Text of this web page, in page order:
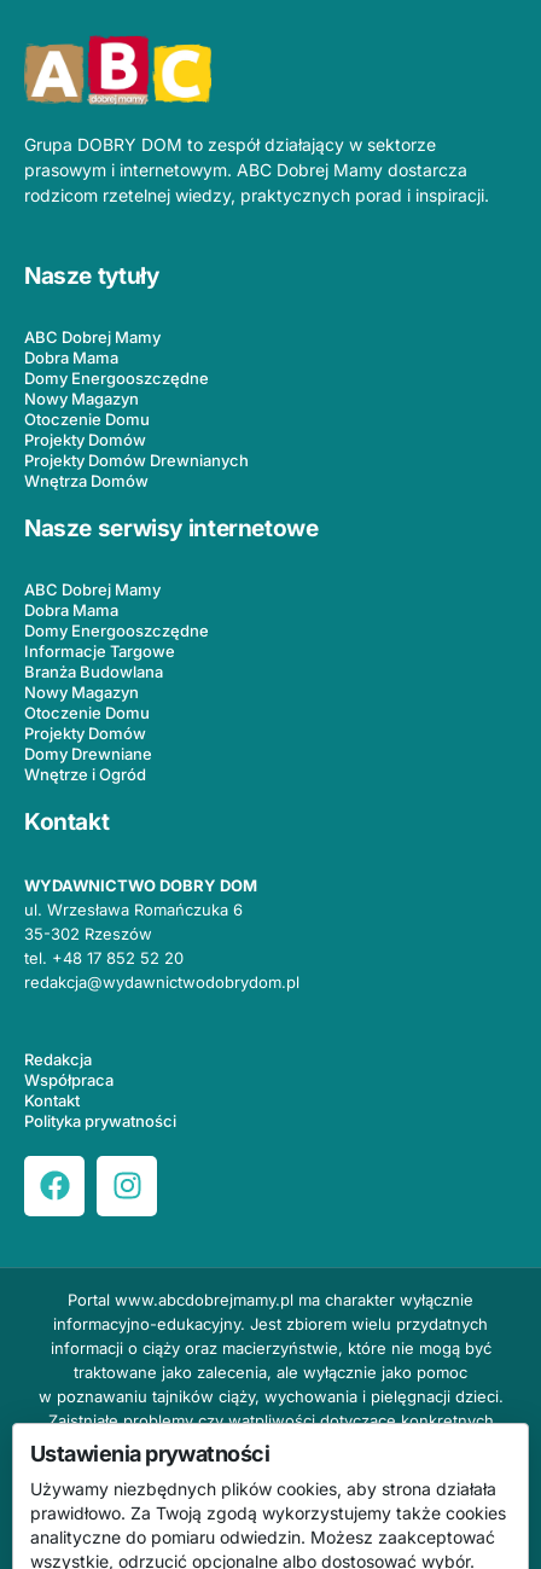
Grupa DOBRY DOM to zespół działający w sektorze
prasowym i internetowym. ABC Dobrej Mamy dostarcza
rodzicom rzetelnej wiedzy, praktycznych porad i inspiracji.
Nasze tytuły
ABC Dobrej Mamy
Dobra Mama
Domy Energooszczędne
Nowy Magazyn
Otoczenie Domu
Projekty Domów
Projekty Domów Drewnianych
Wnętrza Domów
Nasze serwisy internetowe
ABC Dobrej Mamy
Dobra Mama
Domy Energooszczędne
Informacje Targowe
Branża Budowlana
Nowy Magazyn
Otoczenie Domu
Projekty Domów
Domy Drewniane
Wnętrze i Ogród
Kontakt
WYDAWNICTWO DOBRY DOM
ul. Wrzesława Romańczuka 6
35-302 Rzeszów
tel. +48 17 852 52 20
redakcja@wydawnictwodobrydom.pl
Redakcja
Współpraca
Kontakt
Polityka prywatności
Portal www.abcdobrejmamy.pl ma charakter wyłącznie
informacyjno-edukacyjny. Jest zbiorem wielu przydatnych
informacji o ciąży oraz macierzyństwie, które nie mogą być
traktowane jako zalecenia, ale wyłącznie jako pomoc
w poznawaniu tajników ciąży, wychowania i pielęgnacji dzieci.
Zaistniałe problemy czy wątpliwości dotyczące konkretnych
przypadków należy bezzwłocznie konsultować z prowadzącym
lekarzem ginekologiem lub innym stosownym specjalistą w danej
dziedzinie. DOBRY DOM nie odpowiada za treść reklam,
nie ponosi również żadnych konsekwencji prawnych ani
odpowiedzialności za następstwa mogące wyniknąć na skutek
zastosowania podanych informacji bez wcześniejszej konsultacji
Ustawienia prywatności
Używamy niezbędnych plików cookies, aby strona działała
prawidłowo. Za Twoją zgodą wykorzystujemy także cookies
analityczne do pomiaru odwiedzin. Możesz zaakceptować
wszystkie, odrzucić opcjonalne albo dostosować wybór.